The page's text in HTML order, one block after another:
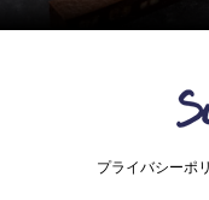
プライバシーポ